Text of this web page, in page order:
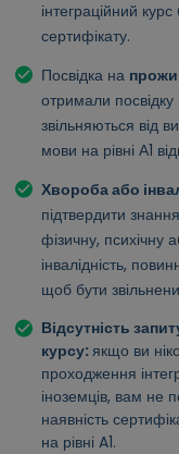
інтеграційний
сертифікату.
Посвідка на
отримали
звільняються від
мови на рівні А1
Хвороба або
підтвердити
фізичну, психічну
інвалідність,
щоб бути
Відсутність
курсу:якщо ви
проходження
іноземців, вам не
наявність
на рівні A1.